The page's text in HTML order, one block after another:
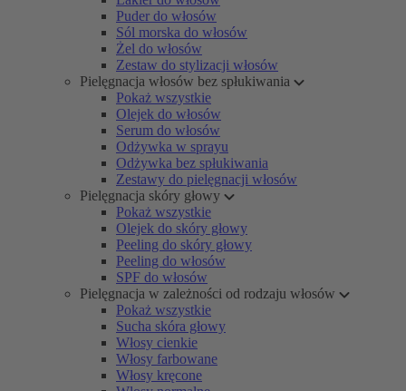
Puder do włosów
Sól morska do włosów
Żel do włosów
Zestaw do stylizacji włosów
Pielęgnacja włosów bez spłukiwania
Pokaż wszystkie
Olejek do włosów
Serum do włosów
Odżywka w sprayu
Odżywka bez spłukiwania
Zestawy do pielęgnacji włosów
Pielęgnacja skóry głowy
Pokaż wszystkie
Olejek do skóry głowy
Peeling do skóry głowy
Peeling do włosów
SPF do włosów
Pielęgnacja w zależności od rodzaju włosów
Pokaż wszystkie
Sucha skóra głowy
Włosy cienkie
Włosy farbowane
Włosy kręcone